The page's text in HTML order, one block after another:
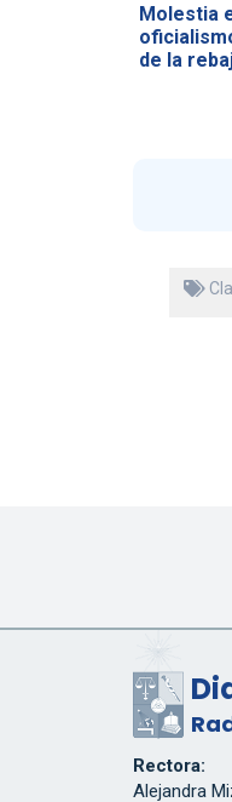
Molestia
de la
Rectora:
Alejandra